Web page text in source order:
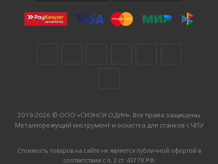
2019-2026 © ООО «СИЭНСИ ОДИН». Все права защищены
Металлорежущий инструмент и оснастка для станков с ЧПУ
Стоимость товаров на сайте не является публичной офертой в
соответствии с п. 2 ст. 437 ГК РФ